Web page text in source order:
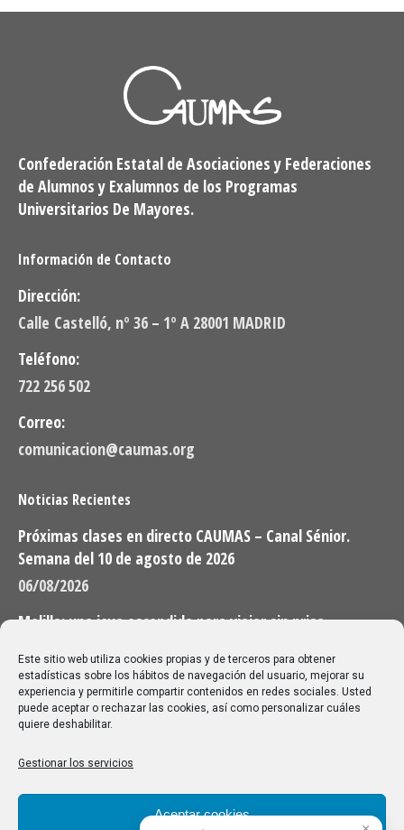
Este sitio web utiliza cookies propias y de terceros para obtener
estadísticas sobre los hábitos de navegación del usuario, mejorar su
experiencia y permitirle compartir contenidos en redes sociales. Usted
puede aceptar o rechazar las cookies, así como personalizar cuáles
quiere deshabilitar.
Gestionar los servicios
Aceptar cookies
Confederación Estatal de Asociaciones y Federaciones
de Alumnos y Exalumnos de los Programas
Universitarios De Mayores.
Información de Contacto
Dirección:
Calle Castelló, nº 36 – 1º A 28001 MADRID
Teléfono:
722 256 502
Correo:
comunicacion@caumas.org
Noticias Recientes
Próximas clases en directo CAUMAS – Canal Sénior.
Semana del 10 de agosto de 2026
06/08/2026
Melilla: una joya escondida para viajar sin prisa
28/07/2026
Buscar
Buscar:
Aviso Legal|Política de privacidad|Política de cookies